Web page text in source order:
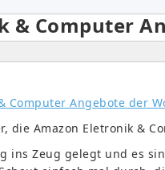
& Computer
die Amazon Eletronik &
ins Zeug gelegt und es